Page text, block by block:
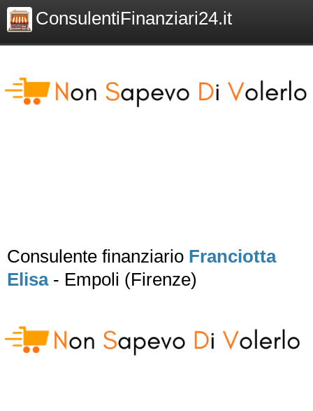
ConsulentiFinanziari24.it
Consulente finanziario Franciotta
Elisa- Empoli (Firenze)